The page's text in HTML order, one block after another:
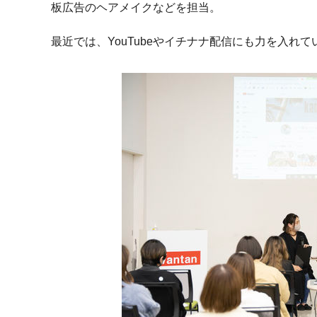
板広告のヘアメイクなどを担当。
最近では、YouTubeやイチナナ配信にも力を入れて